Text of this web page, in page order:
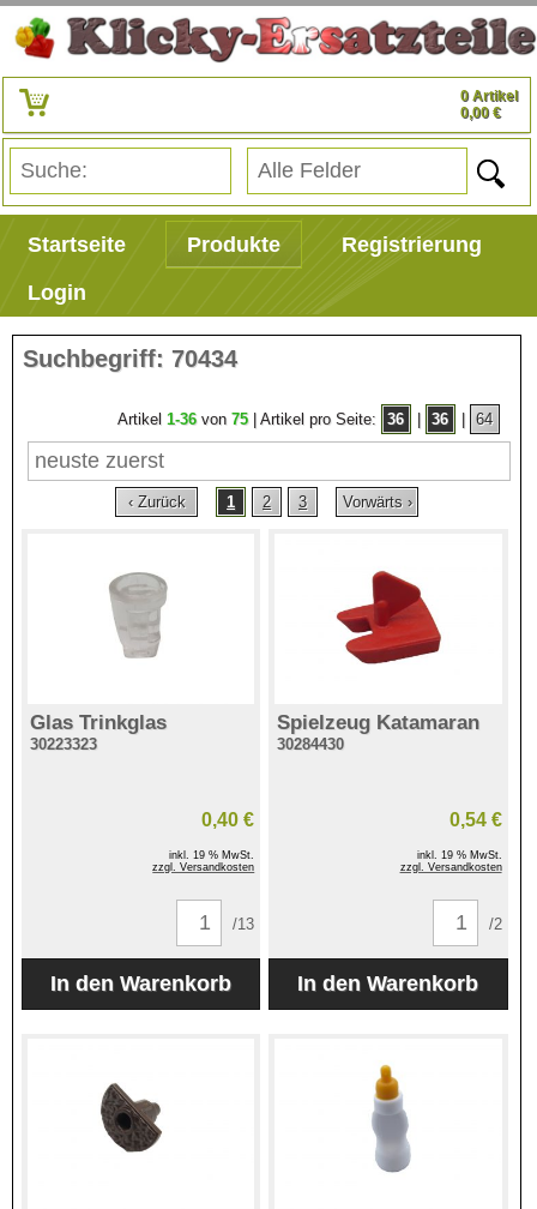
0 Artikel
0,00 €
Startseite Produkte
Registrierung
Login
Suchbegriff: 70434
Artikel 1-36von 75| Artikel pro Seite: 36 36 64
‹ Zurück 1 2 3 Vorwärts ›
Glas Trinkglas
30223323
0,40 €
inkl. 19 % MwSt.
zzgl. Versandkosten
/13
Spielzeug Katamaran
30284430
0,54 €
inkl. 19 % MwSt.
zzgl. Versandkosten
/2